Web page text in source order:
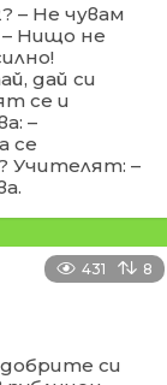
– Не чувам
– Нищо не
дай си
се и
–
се
Учителят: –
431 8
си